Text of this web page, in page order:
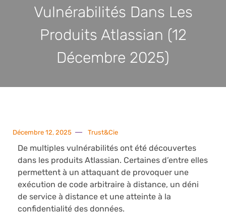
Vulnérabilités Dans Les
Produits Atlassian (12
Décembre 2025)
Décembre 12, 2025 Trust&Cie
De multiples vulnérabilités ont été découvertes
dans les produits Atlassian. Certaines d’entre elles
permettent à un attaquant de provoquer une
exécution de code arbitraire à distance, un déni
de service à distance et une atteinte à la
confidentialité des données.